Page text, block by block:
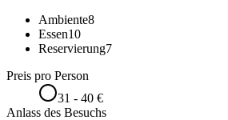
Ambiente8
Essen10
Reservierung7
Preis pro Person
31 - 40 €
Anlass des Besuchs